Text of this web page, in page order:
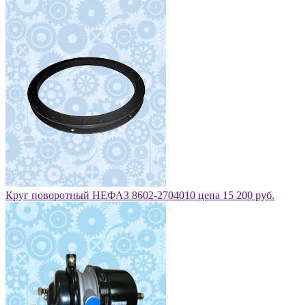
Круг поворотный НЕФАЗ 8602-2704010 цена 15 200 руб.